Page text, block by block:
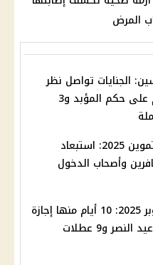
المرض
الجنايات تواصل نظر
استئناف المتهم على حكم المؤبد و3
تحديث بطاقة التموين 2025: استبعاد
وأصحاب الدخول
إجازات شهر أكتوبر 2025: 10 أيام منها إجازة
رسمية بمناسبة عيد النصر و9 عطلات